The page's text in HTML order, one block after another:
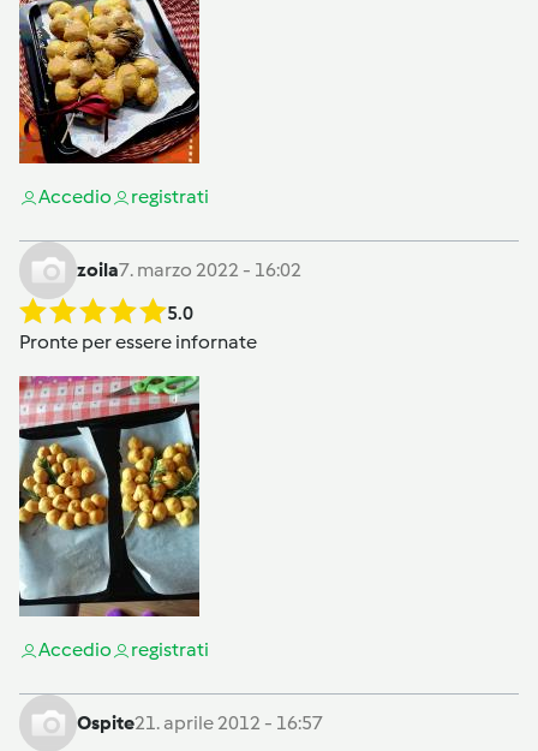
Accedio registrati
zoila7. marzo 2022 - 16:02
5.0
Pronte per essere infornate
Accedio registrati
Ospite21. aprile 2012 - 16:57